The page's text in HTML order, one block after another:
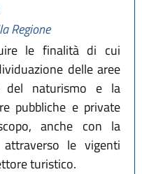
Regione
le finalità di cui
delle aree
del naturismo e la
pubbliche e private
anche con la
le vigenti
turistico.